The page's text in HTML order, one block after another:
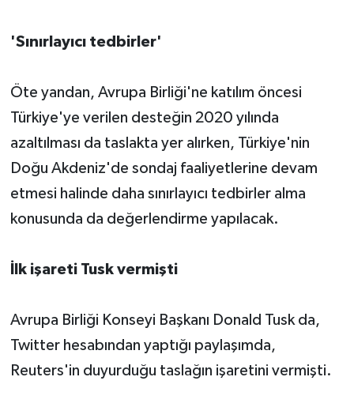
'Sınırlayıcı tedbirler'
Öte yandan, Avrupa Birliği'ne katılım öncesi
Türkiye'ye verilen desteğin 2020 yılında
azaltılması da taslakta yer alırken, Türkiye'nin
Doğu Akdeniz'de sondaj faaliyetlerine devam
etmesi halinde daha sınırlayıcı tedbirler alma
konusunda da değerlendirme yapılacak.
İlk işareti Tusk vermişti
Avrupa Birliği Konseyi Başkanı Donald Tusk da,
Twitter hesabından yaptığı paylaşımda,
Reuters'in duyurduğu taslağın işaretini vermişti.